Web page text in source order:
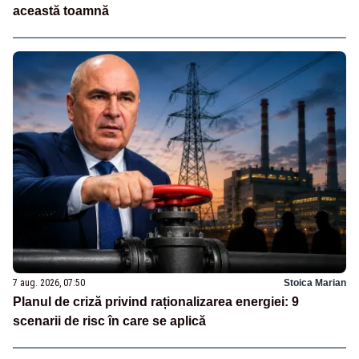
această toamnă
7 aug. 2026, 07:50 Stoica Marian
Planul de criză privind raționalizarea energiei: 9
scenarii de risc în care se aplică